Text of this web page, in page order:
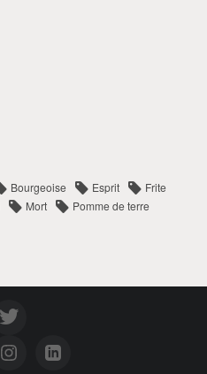
Bourgeoise Esprit
Frite
Mort
Pomme de terre